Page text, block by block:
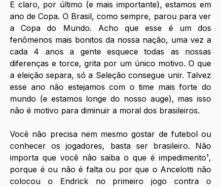
E claro, por último (e mais importante), estamos em
ano de Copa. O Brasil, como sempre, parou para ver
a Copa do Mundo. Acho que esse é um dos
fenômenos mais bonitos da nossa nação, uma vez a
cada 4 anos a gente esquece todas as nossas
diferenças e torce, grita por um único motivo. O que
a eleição separa, só a Seleção consegue unir. Talvez
esse ano não estejamos com o time mais forte do
mundo (e estamos longe do nosso auge), mas isso
não é motivo para diminuir a moral dos brasileiros.
Você não precisa nem mesmo gostar de futebol ou
conhecer os jogadores, basta ser brasileiro. Não
importa que você não saiba o que é impedimento¹,
porque é ou não é falta ou por que o Ancelotti não
colocou o Endrick no primeiro jogo contra o